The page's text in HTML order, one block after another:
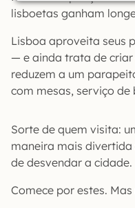
lisboetas ganham
Lisboa aproveita seus
— e ainda trata de criar
reduzem a um
com mesas, serviço
Sorte de quem visita:
maneira mais
de desvendar a cidade.
Comece por estes.